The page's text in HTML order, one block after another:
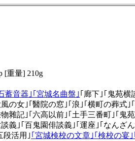
[重量] 210g
蓄音器｣ ｢宮城名曲盤｣ ｢廊下｣｢鬼苑横
の女｣｢醫院の窓｣｢浪｣｢横町の葬式｣
雜記｣｢六高以前｣｢土手三番町｣｢鬼
義｣｢百鬼園俳談義｣｢運座｣｢なんざ
段活用｣ ｢宮城検校の文章｣｢検校の宴